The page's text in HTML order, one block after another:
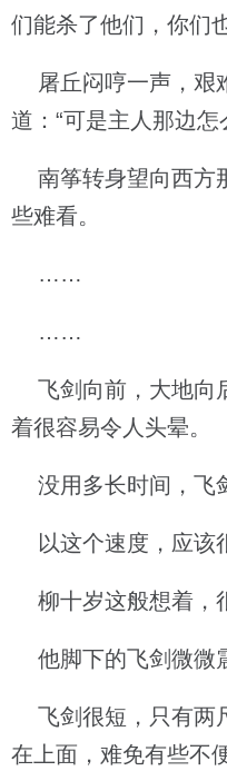
们能杀了他们，你们
屠丘闷哼一声，艰
道：“可是主人那边怎
南筝转身望向西方
些难看。
……
……
飞剑向前，大地向
着很容易令人头晕。
没用多长时间，飞
以这个速度，应该
柳十岁这般想着，
他脚下的飞剑微微
飞剑很短，只有两
在上面，难免有些不便